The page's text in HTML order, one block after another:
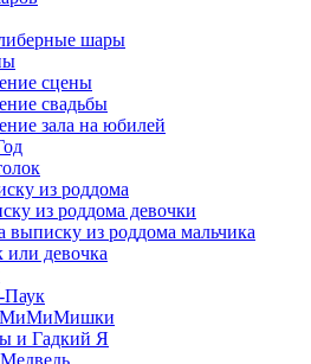
шары
сцены
свадьбы
зала на юбилей
из роддома
из роддома девочки
из роддома мальчика
или девочка
Паук
и Гадкий Я